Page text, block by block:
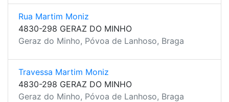
Rua Martim Moniz
4830-298 GERAZ DO MINHO
Geraz do Minho, Póvoa de Lanhoso, Braga
Travessa Martim Moniz
4830-298 GERAZ DO MINHO
Geraz do Minho, Póvoa de Lanhoso, Braga